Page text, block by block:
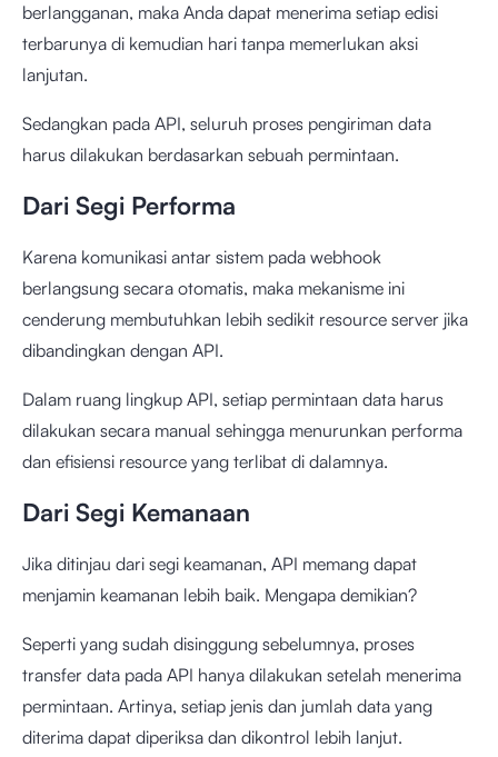
berlangganan, maka Anda dapat menerima setiap edisi
terbarunya di kemudian hari tanpa memerlukan aksi
lanjutan.
Sedangkan pada API, seluruh proses pengiriman data
harus dilakukan berdasarkan sebuah permintaan.
Dari Segi Performa
Karena komunikasi antar sistem pada webhook
berlangsung secara otomatis, maka mekanisme ini
cenderung membutuhkan lebih sedikit resource server jika
dibandingkan dengan API.
Dalam ruang lingkup API, setiap permintaan data harus
dilakukan secara manual sehingga menurunkan performa
dan efisiensi resource yang terlibat di dalamnya.
Dari Segi Kemanaan
Jika ditinjau dari segi keamanan, API memang dapat
menjamin keamanan lebih baik. Mengapa demikian?
Seperti yang sudah disinggung sebelumnya, proses
transfer data pada API hanya dilakukan setelah menerima
permintaan. Artinya, setiap jenis dan jumlah data yang
diterima dapat diperiksa dan dikontrol lebih lanjut.